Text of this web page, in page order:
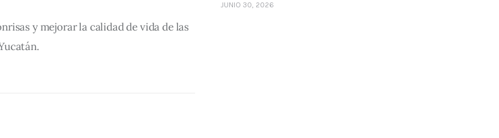
y mejorar la calidad de vida de las
JUNIO 30, 2026